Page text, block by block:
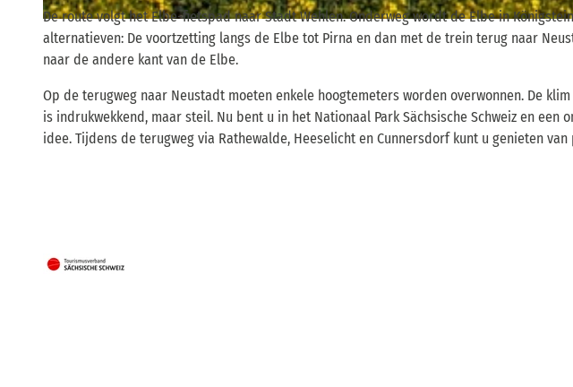
© Rico Richter, Tourismusverband Sächsische Schweiz
De route volgt het Elbe-fietspad naar Stadt Wehlen. Onderweg wordt de Elbe in
alternatieven: De voortzetting langs de Elbe tot Pirna en dan met de trein terug naar
naar de andere kant van de Elbe.
Op de terugweg naar Neustadt moeten enkele hoogtemeters worden overwonnen. De
is indrukwekkend, maar steil. Nu bent u in het Nationaal Park Sächsische Schweiz en een
idee. Tijdens de terugweg via Rathewalde, Heeselicht en Cunnersdorf kunt u genieten